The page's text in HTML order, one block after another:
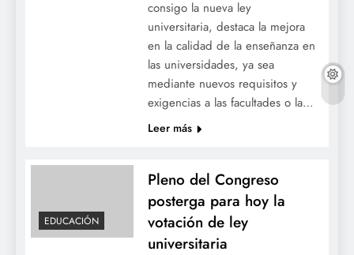
consigo la nueva ley
universitaria, destaca la mejora
en la calidad de la enseñanza en
las universidades, ya sea
mediante nuevos requisitos y
exigencias a las facultades o la…
Leer más
EDUCACIÓN
Pleno del Congreso
posterga para hoy la
votación de ley
universitaria